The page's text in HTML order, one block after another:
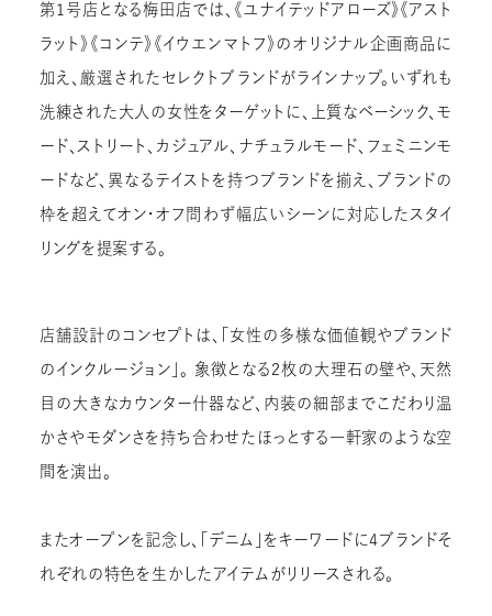
第1号店となる梅田店では、《ユナイテッドアローズ》《アスト
ラット》《コンテ》《イウエンマトフ》のオリジナル企画商品に
加え、厳選されたセレクトブランドがラインナップ。いずれも
洗練された大人の女性をターゲットに、上質なベーシック、モ
ード、ストリート、カジュアル、ナチュラルモード、フェミニンモ
ードなど、異なるテイストを持つブランドを揃え、ブランドの
枠を超えてオン・オフ問わず幅広いシーンに対応したスタイ
リングを提案する。
店舗設計のコンセプトは、「女性の多様な価値観やブランド
のインクルージョン」。 象徴となる2枚の大理石の壁や、天然
目の大きなカウンター什器など、内装の細部までこだわり温
かさやモダンさを持ち合わせたほっとする一軒家のような空
間を演出。
またオープンを記念し、「デニム」をキーワードに4ブランドそ
れぞれの特色を生かしたアイテムがリリースされる。